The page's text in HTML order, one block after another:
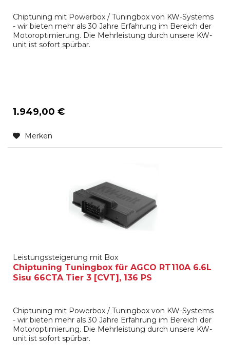
Chiptuning mit Powerbox / Tuningbox von KW-Systems
- wir bieten mehr als 30 Jahre Erfahrung im Bereich der
Motoroptimierung. Die Mehrleistung durch unsere KW-
unit ist sofort spürbar.
1.949,00 €
Merken
Leistungssteigerung mit Box
Chiptuning Tuningbox für AGCO RT110A 6.6L
Sisu 66CTA Tier 3 [CVT], 136 PS
Chiptuning mit Powerbox / Tuningbox von KW-Systems
- wir bieten mehr als 30 Jahre Erfahrung im Bereich der
Motoroptimierung. Die Mehrleistung durch unsere KW-
unit ist sofort spürbar.